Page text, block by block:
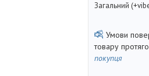
Загальний
товару
покупця